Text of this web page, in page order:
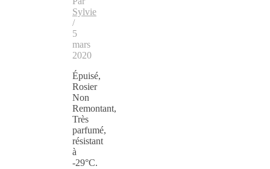
Sylvie
/
5
mars
2020
Épuisé,
Rosier
Non
Remontant,
Très
parfumé,
résistant
à
-29°C.